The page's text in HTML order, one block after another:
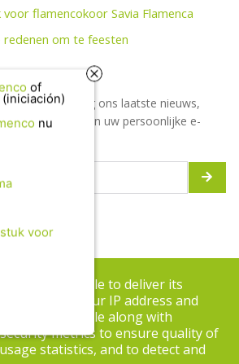
flamencokoor Savia Flamenca
redenen om te feesten
achter en krijg ons laatste nieuws,
& promoties in uw persoonlijke e-
Volmolen. All rights reserved.
UP-TO-DATE WebDesign
from Google to deliver its
traffic. Your IP address and
with Google along with
metrics to ensure quality of
statistics, and to detect and
of
nu
voor